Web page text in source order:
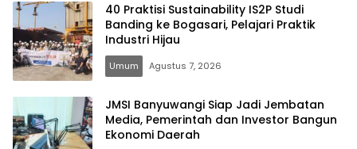
40 Praktisi Sustainability IS2P Studi
Banding ke Bogasari, Pelajari Praktik
Industri Hijau
Umum Agustus 7, 2026
JMSI Banyuwangi Siap Jadi Jembatan
Media, Pemerintah dan Investor Bangun
Ekonomi Daerah